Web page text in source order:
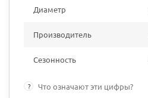
Диаметр
Производитель
Сезонность
? Что означают эти цифры?